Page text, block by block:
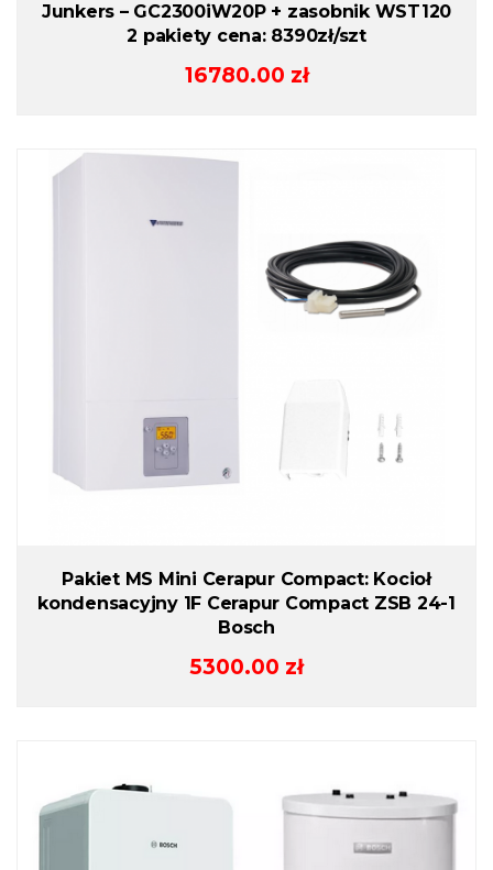
Junkers – GC2300iW20P + zasobnik WST120
2 pakiety cena: 8390zł/szt
16780.00 zł
Pakiet MS Mini Cerapur Compact: Kocioł
kondensacyjny 1F Cerapur Compact ZSB 24-1
Bosch
5300.00 zł